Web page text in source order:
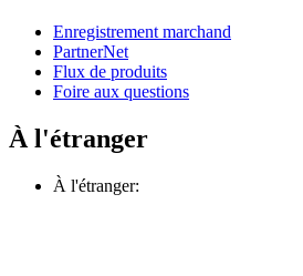
Enregistrement marchand
PartnerNet
Flux de produits
Foire aux questions
À l'étranger
À l'étranger: